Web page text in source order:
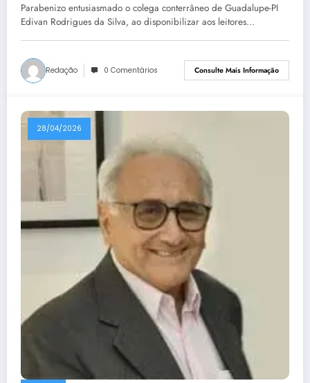
Parabenizo entusiasmado o colega conterrâneo de Guadalupe-PI
Edivan Rodrigues da Silva, ao disponibilizar aos leitores…
Redação 0 Comentários Consulte Mais Informação
28/04/2026